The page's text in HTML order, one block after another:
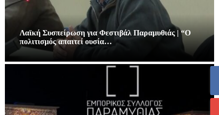
Λαϊκή Συσπείρωση για Φεστιβάλ Παραμυθιάς | “Ο
πολιτισμός απαιτεί ουσία…